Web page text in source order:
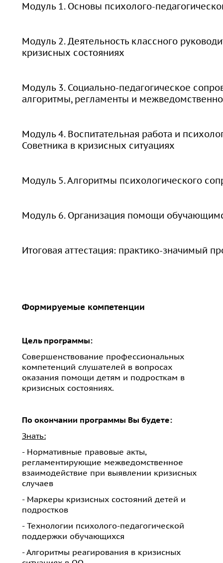
Модуль 1. Основы психолого-
Модуль 2. Деятельность классного
кризисных состояниях
Модуль 3. Социально-педагогическое
алгоритмы, регламенты и
Модуль 4. Воспитательная работа и
Советника в кризисных ситуациях
Модуль 5. Алгоритмы психологического
Модуль 6. Организация помощи
Итоговая аттестация: практико-значимый
Формируемые компетенции
Цель программы:
Совершенствование профессиональных
компетенций слушателей в вопросах
оказания помощи детям и подросткам в
кризисных состояниях.
По окончании программы Вы будете:
Знать:
- Нормативные правовые акты,
регламентирующие межведомственное
взаимодействие при выявлении кризисных
случаев
- Маркеры кризисных состояний детей и
подростков
- Технологии психолого-педагогической
поддержки обучающихся
- Алгоритмы реагирования в кризисных